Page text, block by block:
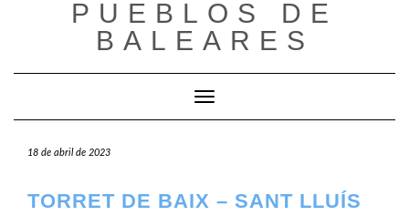
PUEBLOS DE
BALEARES
Cambiar modo de navegación
18 de abril de 2023
TORRET DE BAIX – SANT LLUÍS